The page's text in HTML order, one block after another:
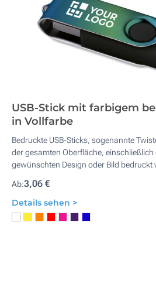
USB-Stick mit farbigem
in Vollfarbe
Bedruckte USB-Sticks, sogenannte
der gesamten Oberfläche, einschließlich
gewünschten Design oder Bild bedruckt
Ab:3,06 €
Details sehen >